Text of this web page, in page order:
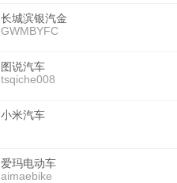
长城滨银汽金
GWMBYFC
图说汽车
tsqiche008
小米汽车
爱玛电动车
aimaebike